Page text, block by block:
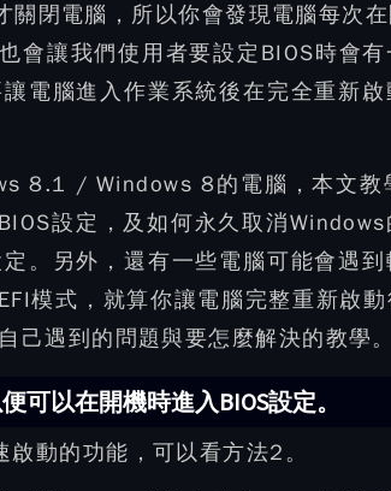
閉電腦，所以你會發現電腦每次
會讓我們使用者要設定BIOS時會
電腦進入作業系統後在完全重新啟
8.1 / Windows 8的電腦，本文教
設定，及如何永久取消Windows
。另外，還有一些電腦可能會遇到
模式，就算你讓電腦完整重新啟
己遇到的問題與要怎麼解決的教學。
可以在開機時進入BIOS設定。
動的功能，可以看方法2。